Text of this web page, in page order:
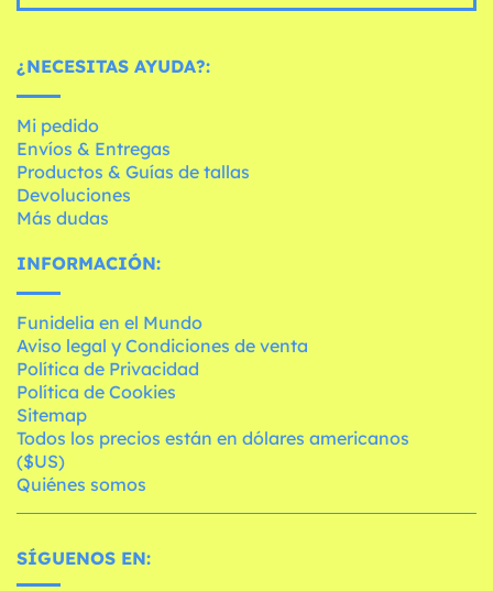
¿NECESITAS AYUDA?:
Mi pedido
Envíos & Entregas
Productos & Guías de tallas
Devoluciones
Más dudas
INFORMACIÓN:
Funidelia en el Mundo
Aviso legal y Condiciones de venta
Política de Privacidad
Política de Cookies
Sitemap
Todos los precios están en dólares americanos
($US)
Quiénes somos
SÍGUENOS EN: